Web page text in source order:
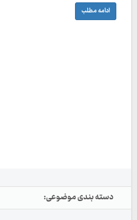
ادامه مطلب
دسته بندی موضوعی: